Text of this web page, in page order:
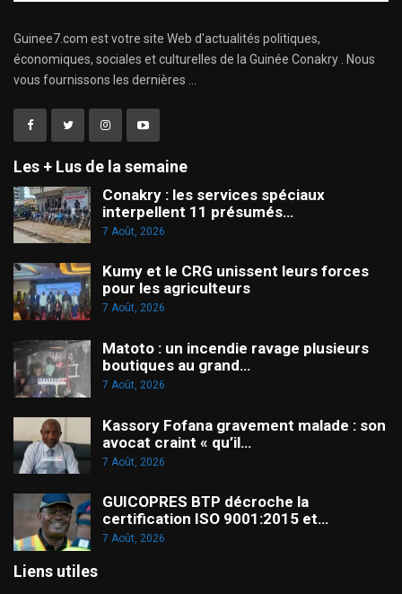
Guinee7.com est votre site Web d'actualités politiques,
économiques, sociales et culturelles de la Guinée Conakry . Nous
vous fournissons les dernières ...
Les + Lus de la semaine
Conakry : les services spéciaux
interpellent 11 présumés…
7 Août, 2026
Kumy et le CRG unissent leurs forces
pour les agriculteurs
7 Août, 2026
Matoto : un incendie ravage plusieurs
boutiques au grand…
7 Août, 2026
Kassory Fofana gravement malade : son
avocat craint « qu’il…
7 Août, 2026
GUICOPRES BTP décroche la
certification ISO 9001:2015 et…
7 Août, 2026
Liens utiles